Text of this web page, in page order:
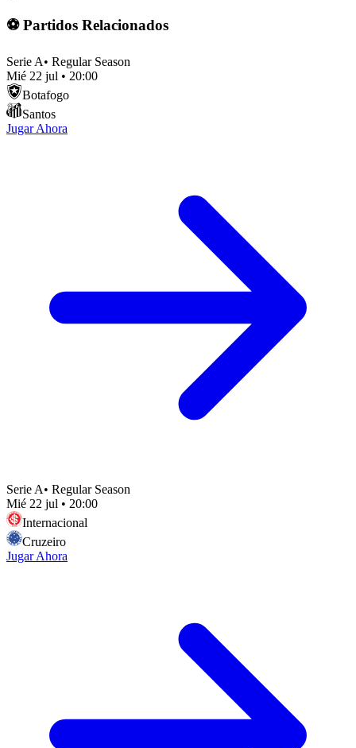
⚽ Partidos Relacionados
Serie A• Regular Season
Mié 22 jul • 20:00
Botafogo
Santos
Jugar Ahora
Serie A• Regular Season
Mié 22 jul • 20:00
Internacional
Cruzeiro
Jugar Ahora